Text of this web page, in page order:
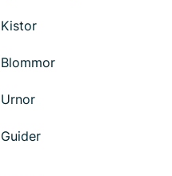
Kistor
Blommor
Urnor
Guider